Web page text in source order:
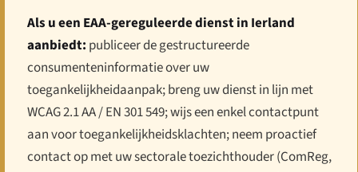
Als u een EAA-gereguleerde dienst in Ierland
aanbiedt: publiceer de gestructureerde
consumenteninformatie over uw
toegankelijkheidaanpak; breng uw dienst in lijn met
WCAG 2.1 AA / EN 301 549; wijs een enkel contactpunt
aan voor toegankelijkheidsklachten; neem proactief
contact op met uw sectorale toezichthouder (ComReg,